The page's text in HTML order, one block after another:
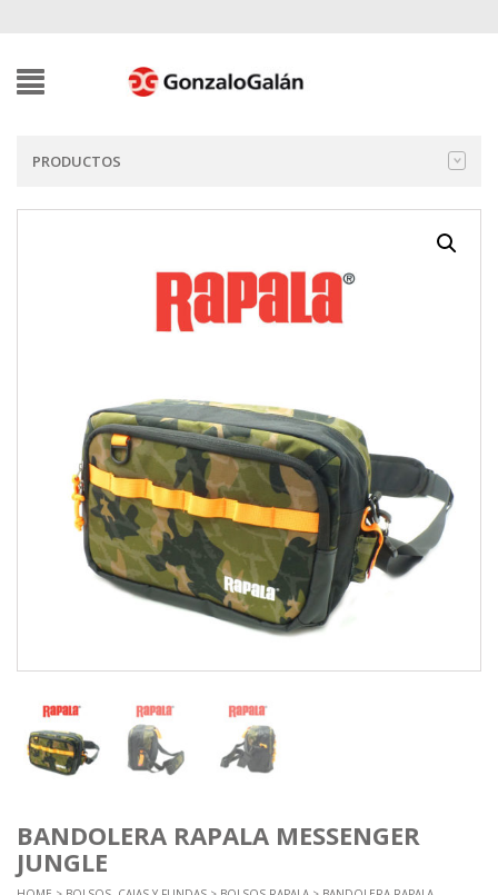
PRODUCTOS
BANDOLERA RAPALA MESSENGER
JUNGLE